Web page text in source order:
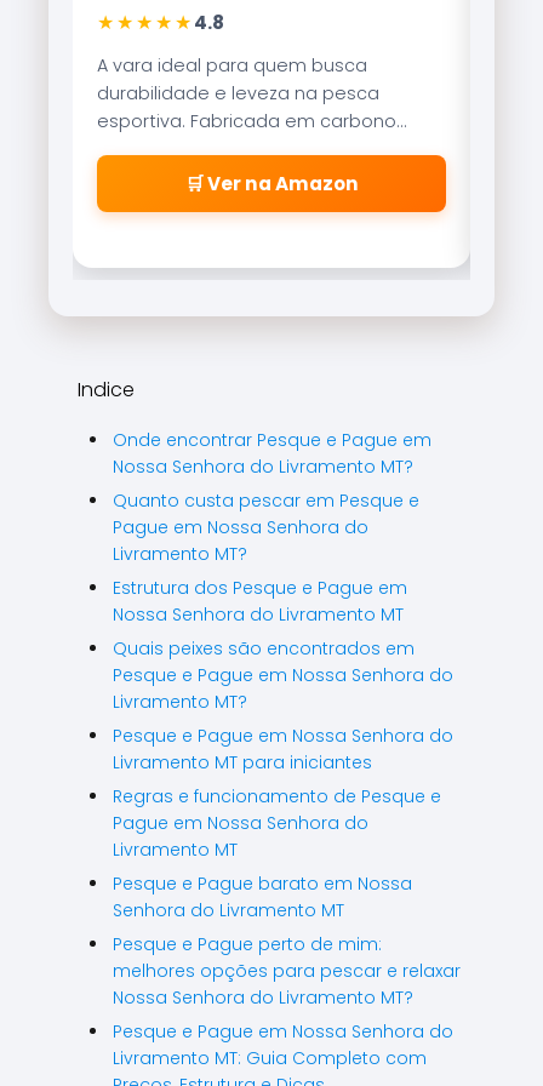
★★★★★4,9
Referência no mercado brasileiro, a
Brisa Lite combina velocidade de
recolhimento com um sistema de
freio magnético que evita as famosas
\\\\\\\\\\\\\\\\\\\\\\\\\\\\\\\\
\\\\\\\\\\\\\\\\\\\\\\\\\\\\\\\\
\\\\\\\\\\\\\\\\\\\\\\\\\\\\\\\"
\\\\\\\\\\\\\\\\\\\\\\\\\\\\\\\\
\\\\\\\\".
🛒 Ver na Amazon
Indice
Onde encontrar Pesque e Pague em
Nossa Senhora do Livramento MT?
Quanto custa pescar em Pesque e
Pague em Nossa Senhora do
Livramento MT?
Estrutura dos Pesque e Pague em
Nossa Senhora do Livramento MT
Quais peixes são encontrados em
Pesque e Pague em Nossa Senhora do
Livramento MT?
Pesque e Pague em Nossa Senhora do
Livramento MT para iniciantes
Regras e funcionamento de Pesque e
Pague em Nossa Senhora do
Livramento MT
Pesque e Pague barato em Nossa
Senhora do Livramento MT
Pesque e Pague perto de mim:
melhores opções para pescar e relaxar
Nossa Senhora do Livramento MT?
Pesque e Pague em Nossa Senhora do
Livramento MT: Guia Completo com